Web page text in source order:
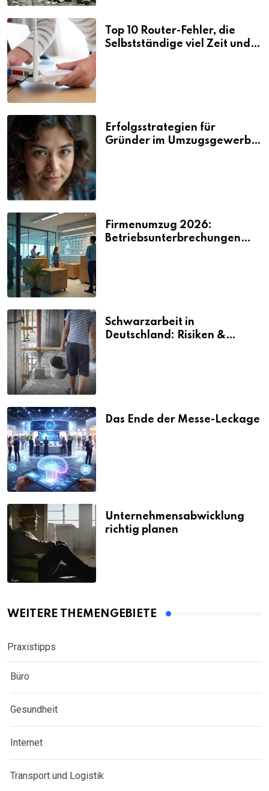
Top 10 Router-Fehler, die
Selbstständige viel Zeit und
Erfolgsstrategien für
Gründer im Umzugsgewerbe
Firmenumzug 2026:
Betriebsunterbrechungen
Schwarzarbeit in
Deutschland: Risiken &
Das Ende der Messe-Leckage
Unternehmensabwicklung
richtig planen
WEITERE THEMENGEBIETE
Praxistipps
Büro
Gesundheit
Internet
Transport und Logistik